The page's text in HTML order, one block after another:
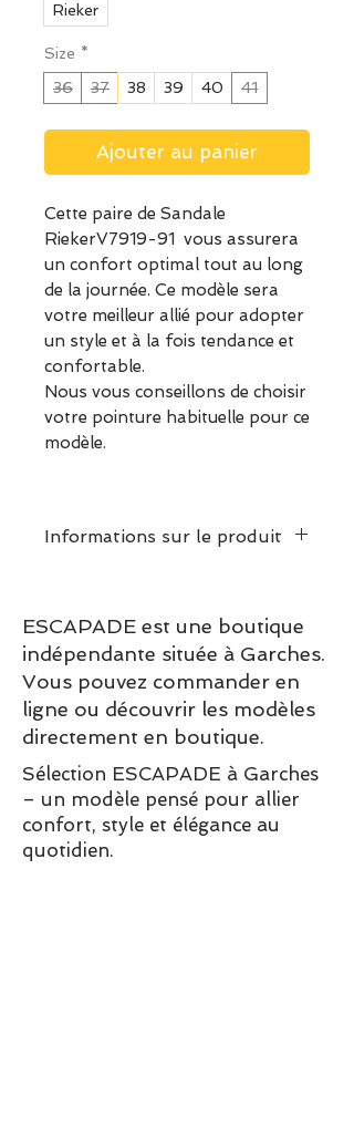
Rieker
Size *
36
37 38 39 40 41
Ajouter au panier
Cette paire de Sandale
RiekerV7919-91 vous assurera
un confort optimal tout au long
de la journée. Ce modèle sera
votre meilleur allié pour adopter
un style et à la fois tendance et
confortable.
Nous vous conseillons de choisir
votre pointure habituelle pour ce
modèle.
Informations sur le produit
ESCAPADE est une boutique
indépendante située à Garches.
Vous pouvez commander en
ligne ou découvrir les modèles
directement en boutique.
Sélection ESCAPADE à Garches
– un modèle pensé pour allier
confort, style et élégance au
quotidien.